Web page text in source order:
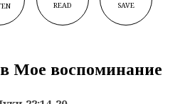
READ SAVE
Мое воспоминание